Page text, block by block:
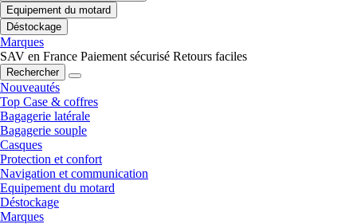
Equipement du motard
Déstockage
Marques
SAV en France Paiement sécurisé Retours faciles
Rechercher
Nouveautés
Top Case & coffres
Bagagerie latérale
Bagagerie souple
Casques
Protection et confort
Navigation et communication
Equipement du motard
Déstockage
Marques